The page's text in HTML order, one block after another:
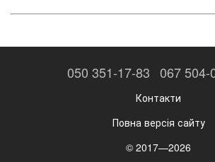
050 351-17-83 067 504-
Контакти
Повна версія сайту
© 2017—2026